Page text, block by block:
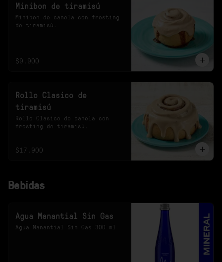
Minibon de tiramisú
Minibon de canela con frosting
de tiramisú.
$9.900
Rollo Clasico de
tiramisú
Rollo Clasico de canela con
frosting de tiramisú.
$17.900
Bebidas
Agua Manantial Sin Gas
Agua Manantial Sin Gas 300 ml